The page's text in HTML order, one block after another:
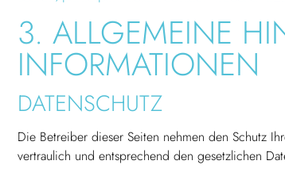
3. ALLGEMEINE
INFORMATIONEN
DATENSCHUTZ
Die Betreiber dieser Seiten nehmen den Schutz
vertraulich und entsprechend den gesetzlichen